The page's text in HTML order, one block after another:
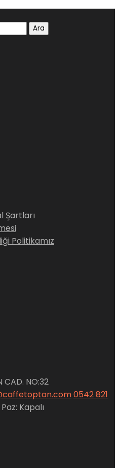
Şartları
Politikamız
CAD. NO:32
0542 821
Kapalı